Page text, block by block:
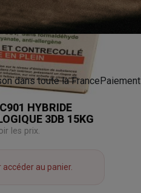
dans toute la France
HYBRIDE
3DB 15KG
les prix.
au panier.